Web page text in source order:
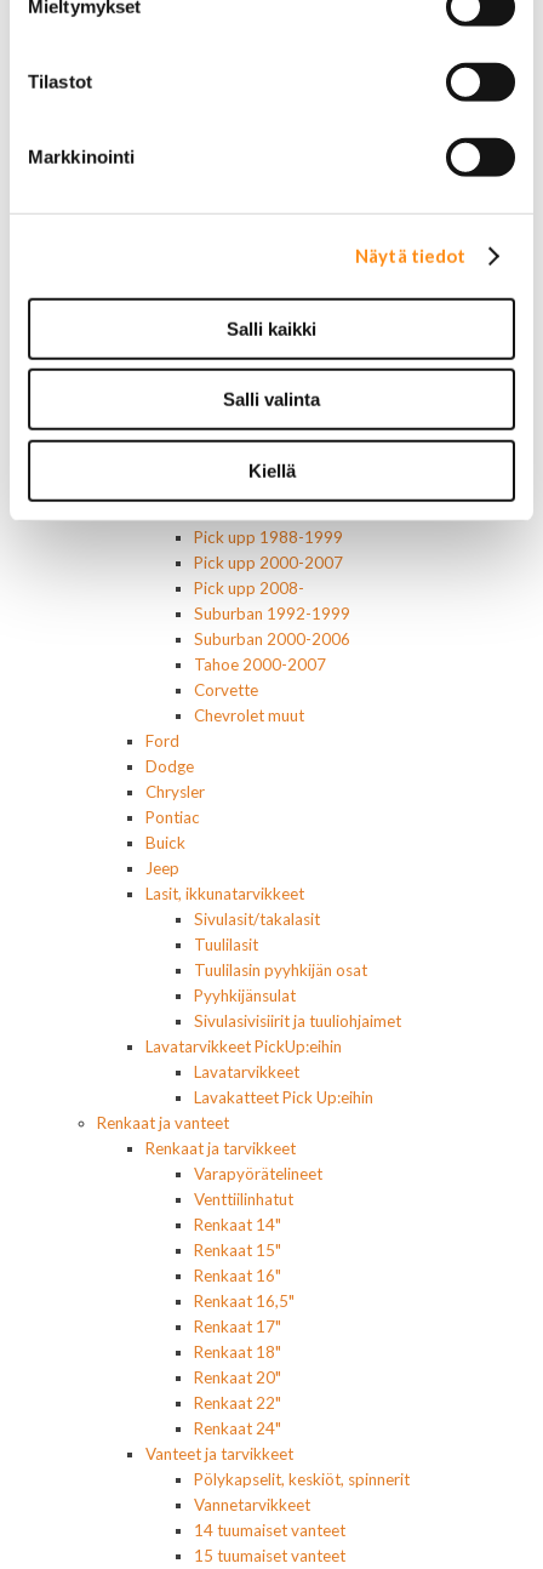
Mieltymykset
Tilastot
Markkinointi
Näytä tiedot
Salli kaikki
Salli valinta
Kiellä
Omistajan käsikirjat
Muu autokirjallisuus
Starcraft levikesarja 97-03
Mustang korinosat
Pick upp 1988-1999
Pick upp 2000-2007
Pick upp 2008-
Suburban 1992-1999
Suburban 2000-2006
Tahoe 2000-2007
Corvette
Chevrolet muut
Ford
Dodge
Chrysler
Pontiac
Buick
Jeep
Lasit, ikkunatarvikkeet
Sivulasit/takalasit
Tuulilasit
Tuulilasin pyyhkijän osat
Pyyhkijänsulat
Sivulasivisiirit ja tuuliohjaimet
Lavatarvikkeet PickUp:eihin
Lavatarvikkeet
Lavakatteet Pick Up:eihin
Renkaat ja vanteet
Renkaat ja tarvikkeet
Varapyörätelineet
Venttiilinhatut
Renkaat 14"
Renkaat 15"
Renkaat 16"
Renkaat 16,5"
Renkaat 17"
Renkaat 18"
Renkaat 20"
Renkaat 22"
Renkaat 24"
Vanteet ja tarvikkeet
Pölykapselit, keskiöt, spinnerit
Vannetarvikkeet
14 tuumaiset vanteet
15 tuumaiset vanteet